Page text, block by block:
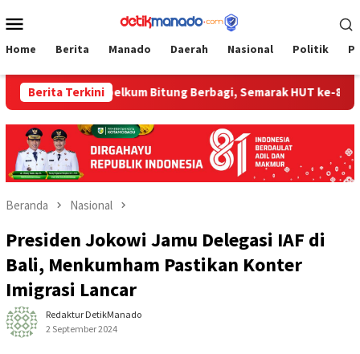
ke
Mobile
Home Berita Manado Daerah Nasional Politik
Berita Terkini
‎Bapelkum Bitung Berbagi, Semarak HUT ke-81 RI dan
Beranda Nasional
Presiden Jokowi Jamu Delegasi IAF di
Bali, Menkumham Pastikan Konter
Imigrasi Lancar
Redaktur DetikManado
2 September 2024